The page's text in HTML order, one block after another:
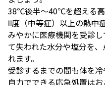
38℃後半～40℃を超える
Ⅱ度（中等症）以上の熱中
みやかに医療機関を受診
て失われた水分や塩分を
れます。
受診するまでの間も体を
自力でできる応急処置はお